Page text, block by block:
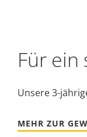
Für ein
Unsere 3-
MEHR ZUR